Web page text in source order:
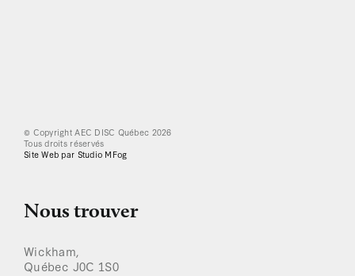
© Copyright AEC DISC Québec 2026
Tous droits réservés
Site Web par Studio MFog
Nous trouver
Wickham,
Québec J0C 1S0